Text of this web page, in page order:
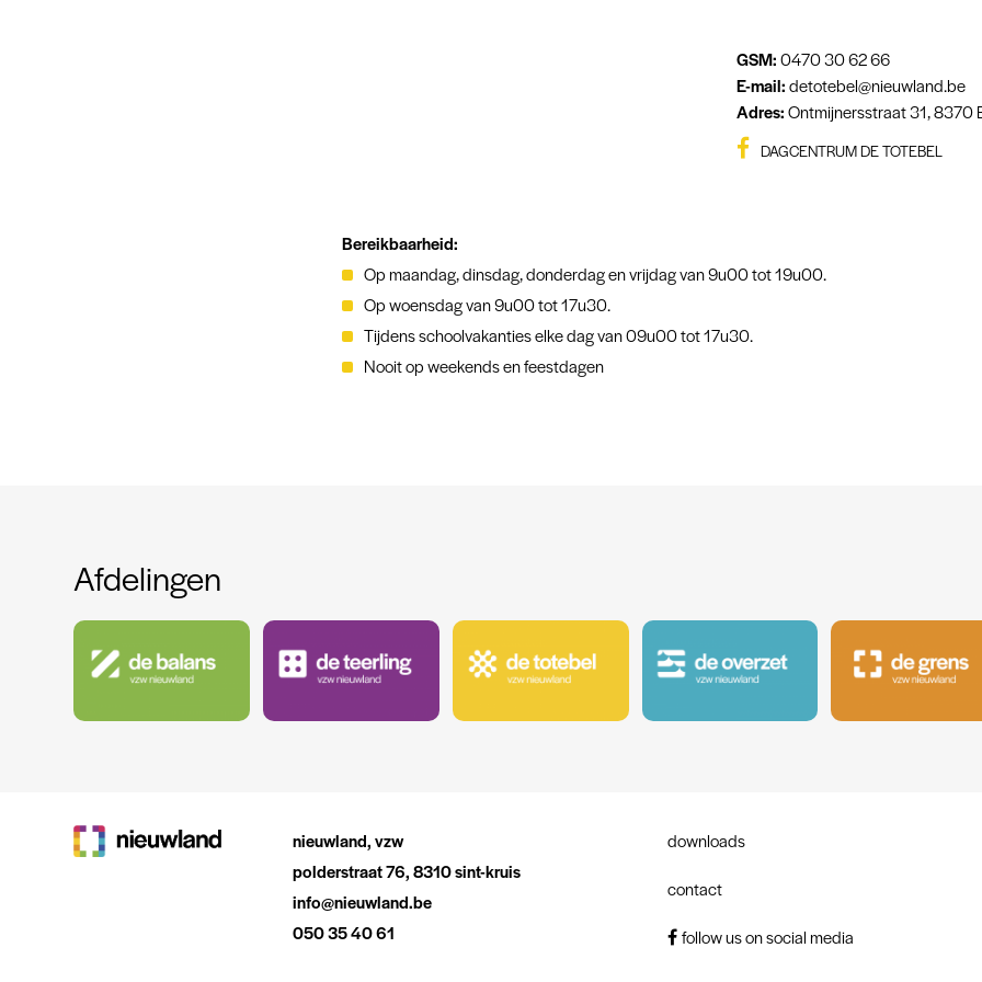
GSM:0470 30 62 66
E-mail:detotebel@nieuwland.be
Adres:Ontmijnersstraat 31, 8370
DAGCENTRUM DE TOTEBEL
Bereikbaarheid:
Op maandag, dinsdag, donderdag en vrijdag van 9u00 tot 19u00.
Op woensdag van 9u00 tot 17u30.
Tijdens schoolvakanties elke dag van 09u00 tot 17u30.
Nooit op weekends en feestdagen
Afdelingen
nieuwland, vzw
polderstraat 76, 8310 sint-kruis
info@nieuwland.be
050 35 40 61
downloads
contact
follow us on social media